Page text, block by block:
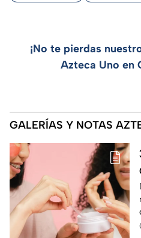
¡No te pierdas
Azteca Uno en
GALERÍAS Y NOTAS